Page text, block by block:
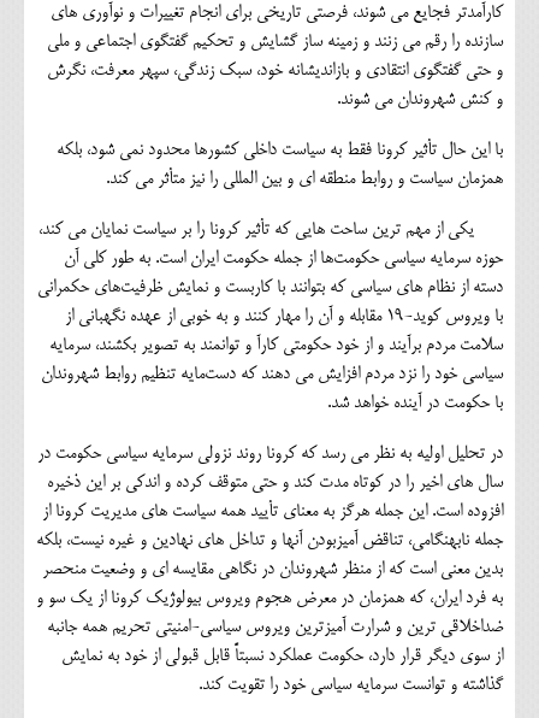
کارآمدتر فجایع می شوند، فرصتی تاریخی برای انجام تغییرات و نوآوری های
سازنده را رقم می زنند و زمینه ساز گشایش و تحکیم گفتگوی اجتماعی و ملی
و حتی گفتگوی انتقادی و بازاندیشانه خود، سبک زندگی، سپهر معرفت، نگرش
و کنش شهروندان می شوند.
با این حال تأثیر کرونا فقط به سیاست داخلی کشورها محدود نمی شود، بلکه
همزمان سیاست و روابط منطقه ای و بین المللی را نیز متأثر می کند.
یکی از مهم ترین ساحت هایی که تأثیر کرونا را بر سیاست نمایان می کند،
حوزه سرمایه سیاسی حکومت‌ها از جمله حکومت ایران است. به طور کلی آن
‏‌دسته از نظام های سیاسی که بتوانند با کاربست و نمایش ظرفیت‌های حکمرانی
با ویروس کوید-19 مقابله و آن را مهار کنند و به خوبی از عهده نگهبانی از
سلامت مردم برآیند و از خود حکومتی کارآ و توانمند به تصویر بکشند، سرمایه
سیاسی خود را نزد مردم افزایش می دهند که دست‌مایه تنظیم روابط شهروندان
با حکومت در آینده خواهد شد.
در تحلیل اولیه به نظر می رسد که کرونا روند نزولی سرمایه سیاسی حکومت در
سال های اخیر را در کوتاه مدت کند و حتی متوقف کرده و اندکی بر این ذخیره
افزوده است. این جمله هرگز به معنای تأیید همه سیاست های مدیریت کرونا از
جمله نابهنگامی، تناقض آمیزبودن آنها و تداخل های نهادین و غیره نیست، بلکه
بدین معنی است که از منظر شهروندان در نگاهی مقایسه ای و وضعیت منحصر
به فرد ایران، که همزمان در معرض هجوم ویروس بیولوژیک کرونا از یک سو و
ضداخلاقی ترین و شرارت آمیزترین ویروس سیاسی-امنیتی تحریم همه جانبه
از سوی دیگر قرار دارد، حکومت عملکرد نسبتاً قابل قبولی از خود به نمایش
گذاشته و توانست سرمایه سیاسی خود را تقویت کند.